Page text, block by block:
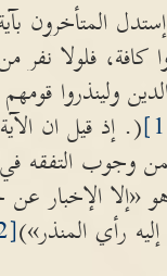
المتأخرون
كافة، فلولا
ولينذروا
(. إذ قيل ان
وجوب التفقه
«إلا الإخبار
رأي المنذر»)[2]